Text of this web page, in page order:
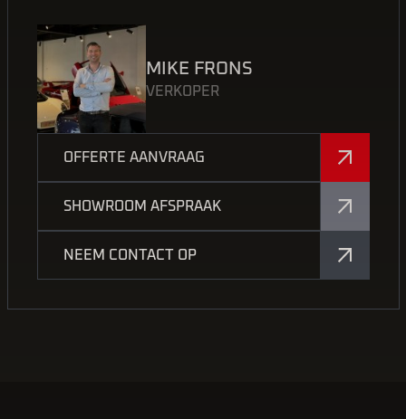
MIKE FRONS
VERKOPER
OFFERTE AANVRAAG
SHOWROOM AFSPRAAK
NEEM CONTACT OP